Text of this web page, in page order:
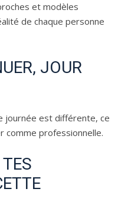
et modèles
de chaque personne
JOUR
journée est différente, ce
comme professionnelle.